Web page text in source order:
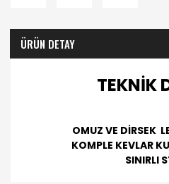
ÜRÜN DETAY
TEKNİK
OMUZ VE DİRSEK
KOMPLE KEVLAR
SINIRLI